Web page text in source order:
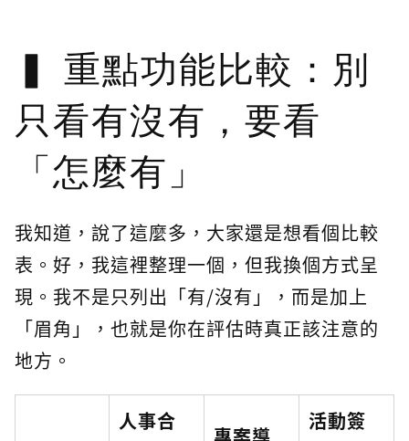
重點功能比較：別
只看有沒有，要看
「怎麼有」
我知道，說了這麼多，大家還是想看個比較
表。好，我這裡整理一個，但我換個方式呈
現。我不是只列出「有/沒有」，而是加上
「眉角」，也就是你在評估時真正該注意的
地方。
人事合
活動簽